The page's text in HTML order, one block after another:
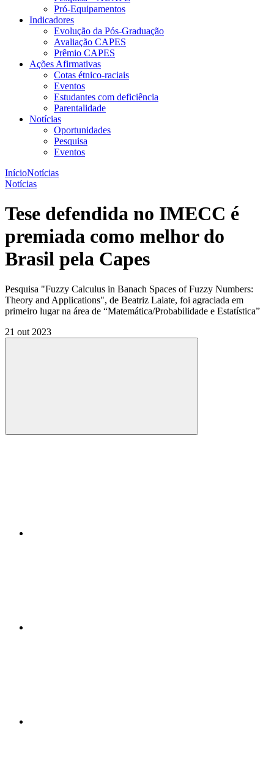
Pró-Equipamentos
Indicadores
Evolução da Pós-Graduação
Avaliação CAPES
Prêmio CAPES
Ações Afirmativas
Cotas étnico-raciais
Eventos
Estudantes com deficiência
Parentalidade
Notícias
Oportunidades
Pesquisa
Eventos
InícioNotícias
Notícias
Tese defendida no IMECC é
premiada como melhor do
Brasil pela Capes
Pesquisa "Fuzzy Calculus in Banach Spaces of Fuzzy Numbers:
Theory and Applications", de Beatriz Laiate, foi agraciada em
primeiro lugar na área de “Matemática/Probabilidade e Estatística”
21 out 2023
Compartilhar